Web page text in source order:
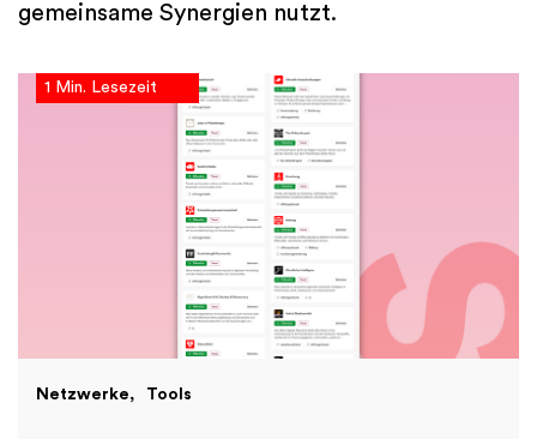
Wissen
gemeinsame Synergien nutzt.
1 Min. Lesezeit
Netzwerke Tools